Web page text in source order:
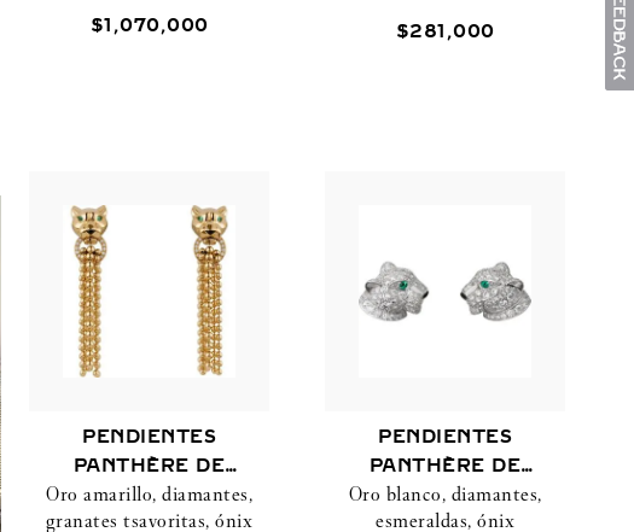
$1 ,070,000 $281 ,000
PENDIENTES
PANTHÈRE DE
CARTIER
Oro amarillo, diamantes,
granates tsavoritas, ónix
PENDIENTES
PANTHÈRE DE
CARTIER
Oro blanco, diamantes,
esmeraldas, ónix